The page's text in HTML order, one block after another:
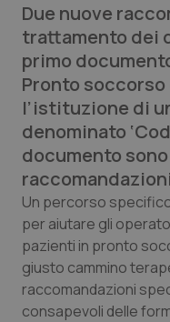
QS Pro
Professionisti
Abruzzo
Basilicata
Calabria
Campania
Emilia-
QS Pro Gold
Artrite & artrosi
Asma & BPCO
Car-T
Colesterolo &
QS Club
Due nuove
trattamento dei
primo
Pronto soccorso
l’istituzione di
denominato
documento
Un percorso
per aiutare gli
pazienti in pronto
giusto cammino
raccomandazioni
consapevoli delle